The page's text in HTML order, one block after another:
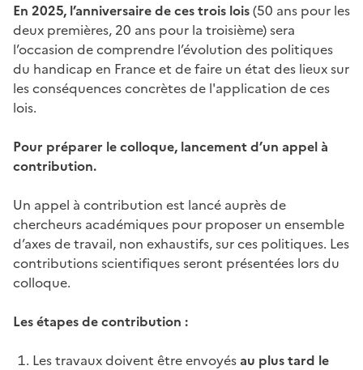
En 2025, l’anniversaire de ces trois lois(50 ans pour les
deux premières, 20 ans pour la troisième) sera
l’occasion de comprendre l’évolution des politiques
du handicap en France et de faire un état des lieux sur
les conséquences concrètes de l'application de ces
lois.
Pour préparer le colloque, lancement d’un appel à
contribution.
Un appel à contribution est lancé auprès de
chercheurs académiques pour proposer un ensemble
d’axes de travail, non exhaustifs, sur ces politiques. Les
contributions scientifiques seront présentées lors du
colloque.
Les étapes de contribution :
Les travaux doivent être envoyésau plus tard le